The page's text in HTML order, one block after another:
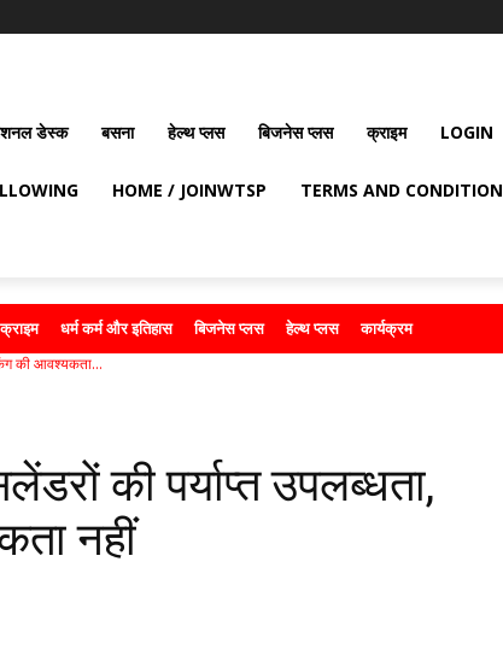
डेस्क बसना हेल्थ प्लस बिजनेस प्लस क्राइम LOGIN
HOME / JOINWTSP TERMS AND CONDITION
क्राइम धर्म कर्म और इतिहास बिजनेस प्लस हेल्थ प्लस कार्यक्रम
की आवश्यकता...
की पर्याप्त उपलब्धता,
नहीं